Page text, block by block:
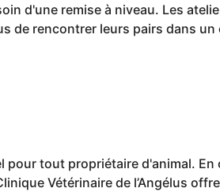
d'une remise à niveau. Les
de rencontrer leurs pairs dans
tout propriétaire d'animal.
Vétérinaire de l’Angélus